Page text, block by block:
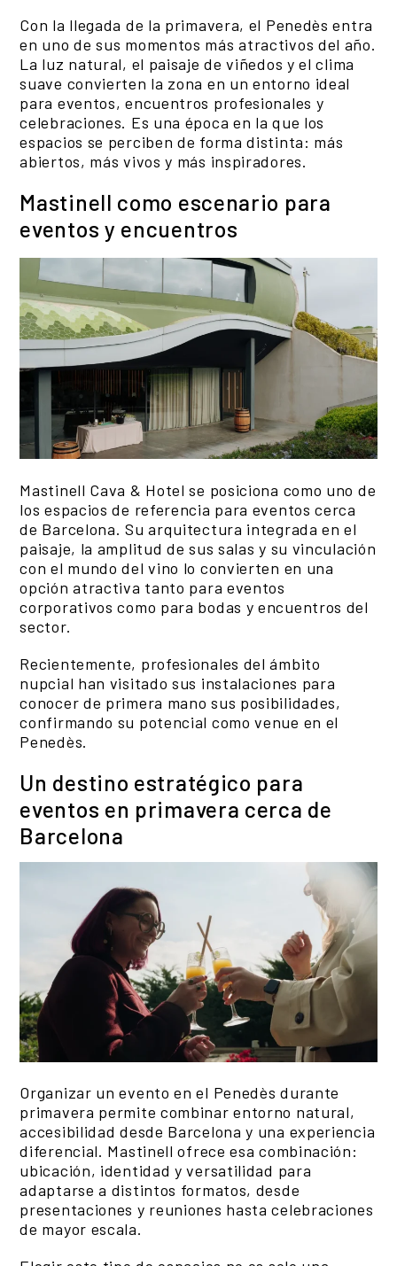
Con la llegada de la primavera, el Penedès entra
en uno de sus momentos más atractivos del año.
La luz natural, el paisaje de viñedos y el clima
suave convierten la zona en un entorno ideal
para eventos, encuentros profesionales y
celebraciones. Es una época en la que los
espacios se perciben de forma distinta: más
abiertos, más vivos y más inspiradores.
Mastinell como escenario para
eventos y encuentros
Mastinell Cava & Hotel se posiciona como uno de
los espacios de referencia para eventos cerca
de Barcelona. Su arquitectura integrada en el
paisaje, la amplitud de sus salas y su vinculación
con el mundo del vino lo convierten en una
opción atractiva tanto para eventos
corporativos como para bodas y encuentros del
sector.
Recientemente, profesionales del ámbito
nupcial han visitado sus instalaciones para
conocer de primera mano sus posibilidades,
confirmando su potencial como venue en el
Penedès.
Un destino estratégico para
eventos en primavera cerca de
Barcelona
Organizar un evento en el Penedès durante
primavera permite combinar entorno natural,
accesibilidad desde Barcelona y una experiencia
diferencial. Mastinell ofrece esa combinación:
ubicación, identidad y versatilidad para
adaptarse a distintos formatos, desde
presentaciones y reuniones hasta celebraciones
de mayor escala.